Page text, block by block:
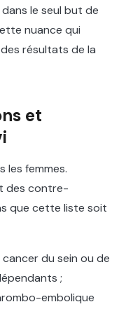
le seul but de
nuance qui
résultats de la
et
les femmes.
des contre-
que cette liste soit
du sein ou de
;
embolique